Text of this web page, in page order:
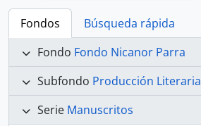
Fondos
Búsqueda rápida
Fondo Fondo Nicanor Parra
Subfondo Producción Literaria
Serie Manuscritos